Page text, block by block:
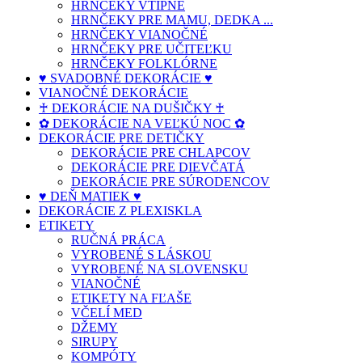
HRNČEKY VTIPNÉ
HRNČEKY PRE MAMU, DEDKA ...
HRNČEKY VIANOČNÉ
HRNČEKY PRE UČITEĽKU
HRNČEKY FOLKLÓRNE
♥ SVADOBNÉ DEKORÁCIE ♥
VIANOČNÉ DEKORÁCIE
♰ DEKORÁCIE NA DUŠIČKY ♰
✿ DEKORÁCIE NA VEĽKÚ NOC ✿
DEKORÁCIE PRE DETIČKY
DEKORÁCIE PRE CHLAPCOV
DEKORÁCIE PRE DIEVČATÁ
DEKORÁCIE PRE SÚRODENCOV
♥ DEŇ MATIEK ♥
DEKORÁCIE Z PLEXISKLA
ETIKETY
RUČNÁ PRÁCA
VYROBENÉ S LÁSKOU
VYROBENÉ NA SLOVENSKU
VIANOČNÉ
ETIKETY NA FĽAŠE
VČELÍ MED
DŽEMY
SIRUPY
KOMPÓTY